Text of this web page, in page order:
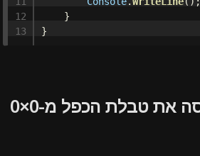
12
}
}
היעזרו בתבנית שלעיל,וכתבו תכנית המדפיסה את טבלת הכפל מ-0×0